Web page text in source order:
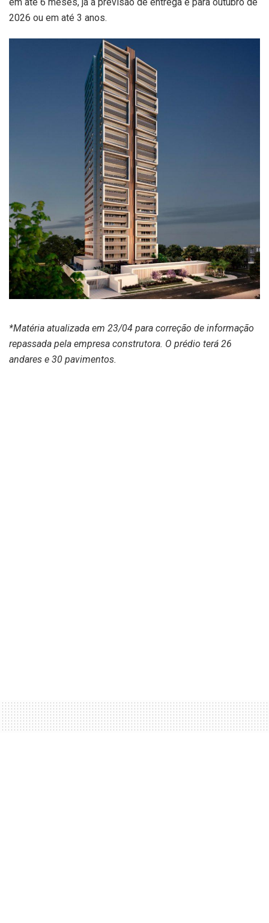
2026 ou em até 3 anos.
*Matéria atualizada em 23/04 para correção de informação
repassada pela empresa construtora. O prédio terá 26
andares e 30 pavimentos.